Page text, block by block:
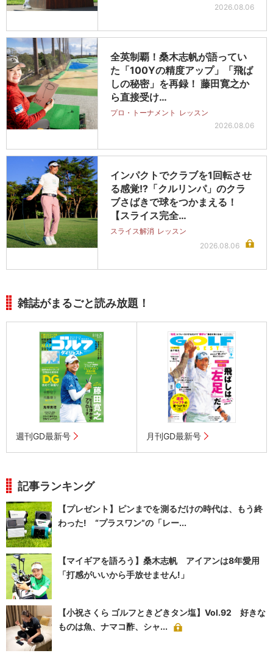
2026.08.06
全英制覇！桑木志帆が語ってい
た「100Yの精度アップ」「飛ば
しの秘密」を再録！ 藤田寛之か
ら直接受け…
プロ・トーナメント レッスン
2026.08.06
インパクトでクラブを1回転させ
る感覚!?「クルリンパ」のクラ
ブさばきで球をつかまえる！
【スライス完全…
スライス解消 レッスン
2026.08.06
雑誌がまるごと読み放題！
週刊GD最新号 月刊GD最新号
記事ランキング
【プレゼント】ピンまでを測るだけの時代は、もう終
わった! “プラスワン”の「レー...
【マイギアを語ろう】桑木志帆 アイアンは8年愛用
「打感がいいから手放せません!」
【小祝さくら ゴルフときどきタン塩】Vol.92 好きな
ものは魚、ナマコ酢、シャ...